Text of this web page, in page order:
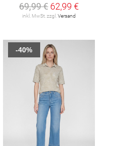
69,99 € 62,99 €
inkl. MwSt. zzgl.Versand
-40%